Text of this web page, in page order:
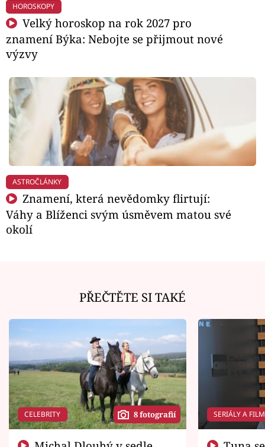
HOROSKOPY
Velký horoskop na rok 2027 pro
znamení Býka: Nebojte se přijmout nové
výzvy
ASTROČLÁNKY
Znamení, která nevědomky flirtují:
Váhy a Blíženci svým úsměvem matou své
okolí
PŘEČTĚTE SI TAKÉ
CELEBRITY 8 fotografií SERIÁLY A